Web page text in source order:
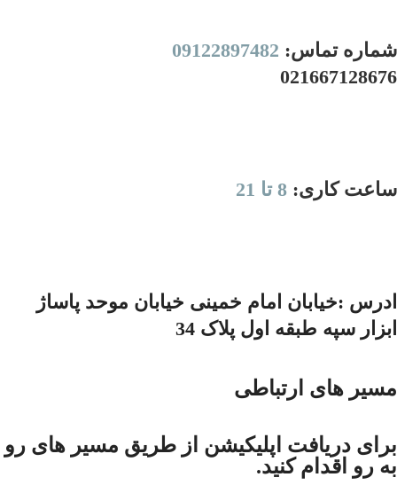
شماره تماس: 09122897482
021667128676
ساعت کاری: 8 تا 21
ادرس :خیابان امام خمینی خیابان موحد پاساژ
ابزار سپه طبقه اول پلاک 34
مسیر های ارتباطی
برای دریافت اپلیکیشن از طریق مسیر های رو
به رو اقدام کنید.